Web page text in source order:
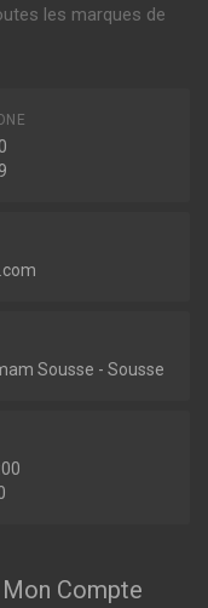
les marques de
Sousse - Sousse
Mon Compte